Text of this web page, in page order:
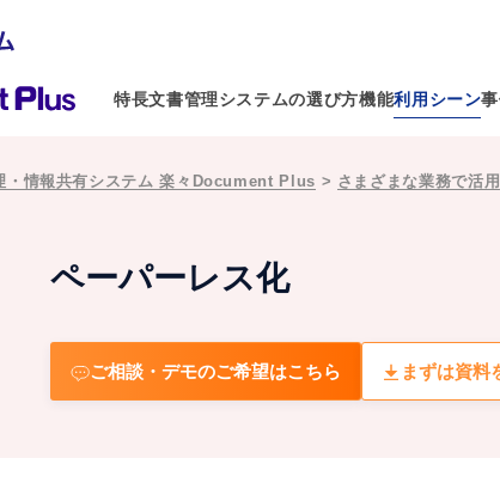
特長文書管理システムの選び方機能利用シーン
・情報共有システム 楽々Document Plus > さまざまな業務で活用
ペーパーレス化
ご相談・デモのご希望はこちら まずは資料